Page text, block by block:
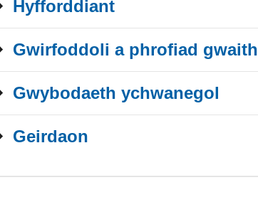
Hyfforddiant
Gwirfoddoli a phrofiad gwaith
Gwybodaeth ychwanegol
Geirdaon